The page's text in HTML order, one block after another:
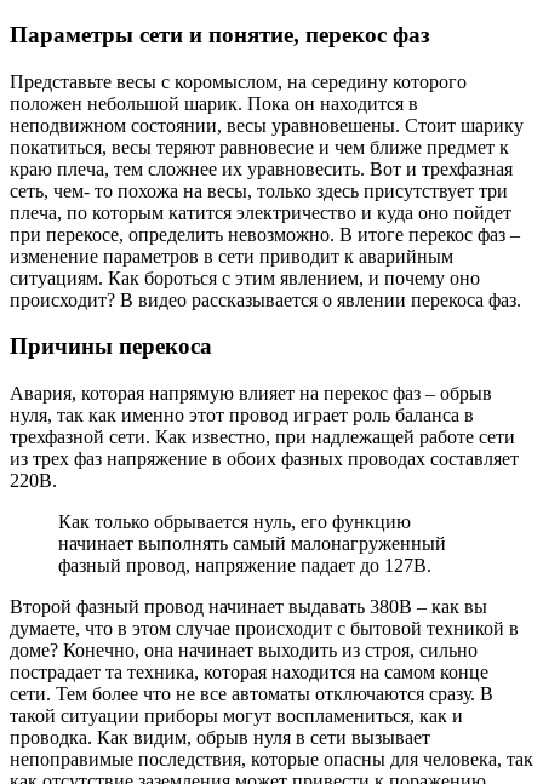
Параметры сети и понятие, перекос фаз
Представьте весы с коромыслом, на середину которого
положен небольшой шарик. Пока он находится в
неподвижном состоянии, весы уравновешены. Стоит шарику
покатиться, весы теряют равновесие и чем ближе предмет к
краю плеча, тем сложнее их уравновесить. Вот и трехфазная
сеть, чем- то похожа на весы, только здесь присутствует три
плеча, по которым катится электричество и куда оно пойдет
при перекосе, определить невозможно. В итоге перекос фаз –
изменение параметров в сети приводит к аварийным
ситуациям. Как бороться с этим явлением, и почему оно
происходит? В видео рассказывается о явлении перекоса фаз.
Причины перекоса
Авария, которая напрямую влияет на перекос фаз – обрыв
нуля, так как именно этот провод играет роль баланса в
трехфазной сети. Как известно, при надлежащей работе сети
из трех фаз напряжение в обоих фазных проводах составляет
220В.
Как только обрывается нуль, его функцию
начинает выполнять самый малонагруженный
фазный провод, напряжение падает до 127В.
Второй фазный провод начинает выдавать 380В – как вы
думаете, что в этом случае происходит с бытовой техникой в
доме? Конечно, она начинает выходить из строя, сильно
пострадает та техника, которая находится на самом конце
сети. Тем более что не все автоматы отключаются сразу. В
такой ситуации приборы могут воспламениться, как и
проводка. Как видим, обрыв нуля в сети вызывает
непоправимые последствия, которые опасны для человека, так